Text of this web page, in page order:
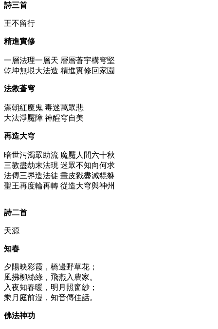
詩三首
王不留行
精進實修
一層法理一層天 層層蒼宇構穹堅
乾坤無垠大法造 精進實修回家園
法救蒼穹
滿朝紅魔鬼 毒迷萬眾悲
大法淨魘障 神醒穹自美
再造大穹
暗世污濁眾助流 魔魘人間六十秋
三教盡劫末法現 迷眾不知向何求
法傳三界造法徒 畫皮戮盡滅貔貅
聖王再度輪再轉 從造大穹與神州
詩二首
天源
知春
夕陽映彩霞，橋邊野草花；
風拂柳絲綠，飛燕入農家。
入夜知春暖，明月照窗紗；
乘月庭前漫，知音傳佳話。
佛法神功